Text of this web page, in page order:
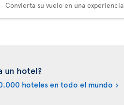
Convierta su vuelo en una experiencia
un hotel?
hoteles en todo el mundo